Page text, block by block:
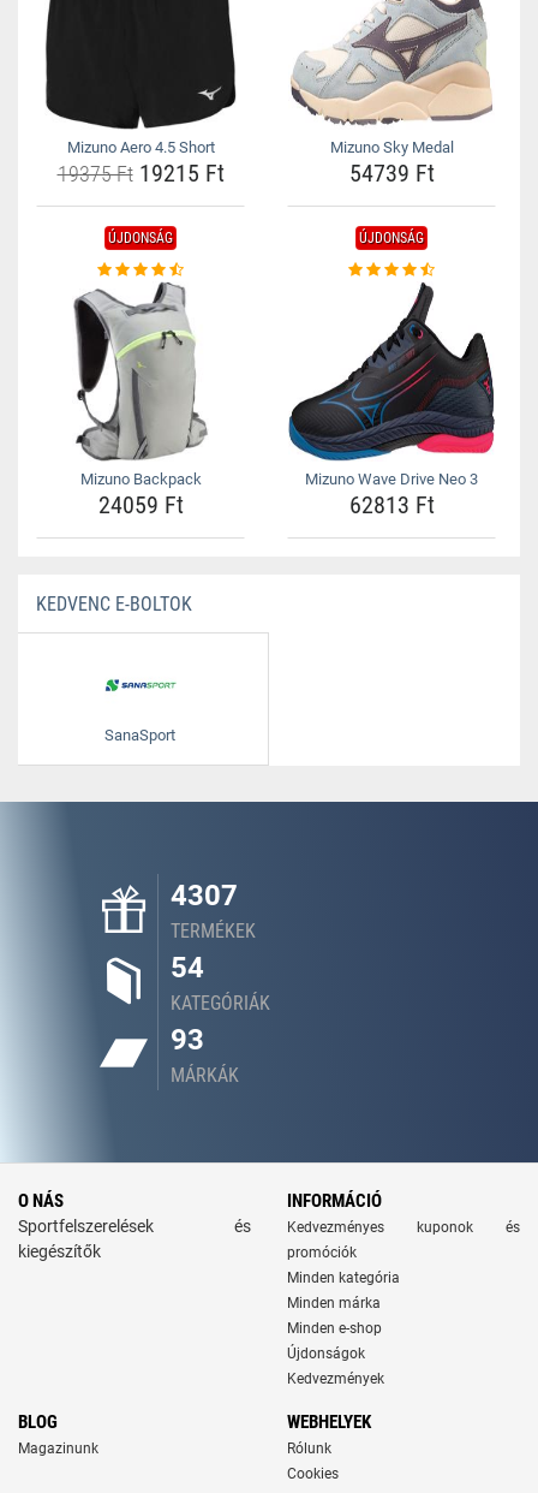
Mizuno Aero 4.5 Short
19375 Ft19215 Ft
Mizuno Sky Medal
54739 Ft
ÚJDONSÁG
Mizuno Backpack
24059 Ft
ÚJDONSÁG
Mizuno Wave Drive Neo 3
62813 Ft
KEDVENC E-BOLTOK
SanaSport
4307
TERMÉKEK
54
KATEGÓRIÁK
93
MÁRKÁK
O NÁS
Sportfelszerelések és
kiegészítők
INFORMÁCIÓ
Kedvezményes kuponok és
promóciók
Minden kategória
Minden márka
Minden e-shop
Újdonságok
Kedvezmények
BLOG
Magazinunk
WEBHELYEK
Rólunk
Cookies